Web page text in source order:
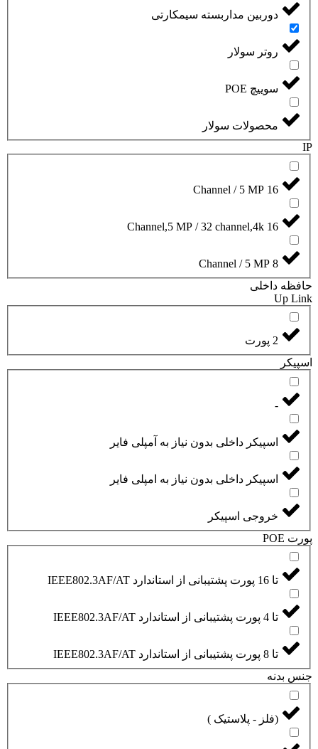
دوربین مداربسته سیمکارتی
روتر سولار
سوییچ POE
محصولات سولار
IP
16 Channel / 5 MP
16 Channel,5 MP / 32 channel,4k
8 Channel / 5 MP
حافظه داخلی
Up Link
2 پورت
اسپیکر
-
اسپیکر داخلی بدون نیاز به آمپلی فایر
اسپیکر داخلی بدون نیاز به امپلی فایر
خروجی اسپیکر
پورت POE
تا 16 پورت پشتیبانی از استاندارد IEEE802.3AF/AT
تا 4 پورت پشتیبانی از استاندارد IEEE802.3AF/AT
تا 8 پورت پشتیبانی از استاندارد IEEE802.3AF/AT
جنس بدنه
(فلز - پلاستیک )